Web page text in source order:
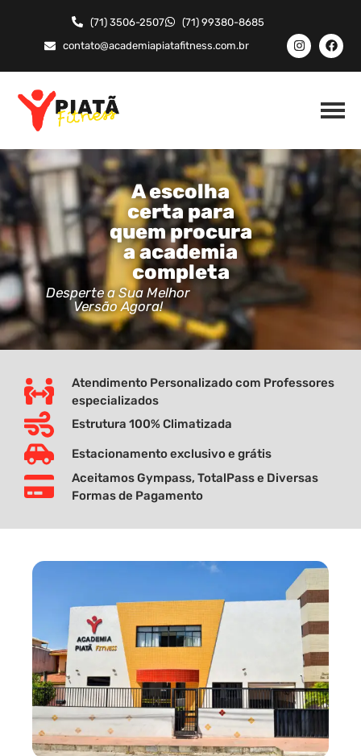
(71) 3506-2507
(71) 99380-8685
contato@academiapiatafitness.com.br
A escolha
certa para
quem procura
a academia
completa
Desperte a Sua Melhor
Versão Agora!
Atendimento Personalizado com Professores
especializados
Estrutura 100% Climatizada
Estacionamento exclusivo e grátis
Aceitamos Gympass, TotalPass e Diversas
Formas de Pagamento